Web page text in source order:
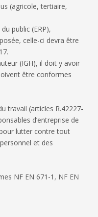
(agricole, tertiaire,
public (ERP),
celle-ci devra être
(IGH), il doit y avoir
être conformes
travail (articles R.42227-
d’entreprise de
lutter contre tout
et des
NF EN 671-1, NF EN